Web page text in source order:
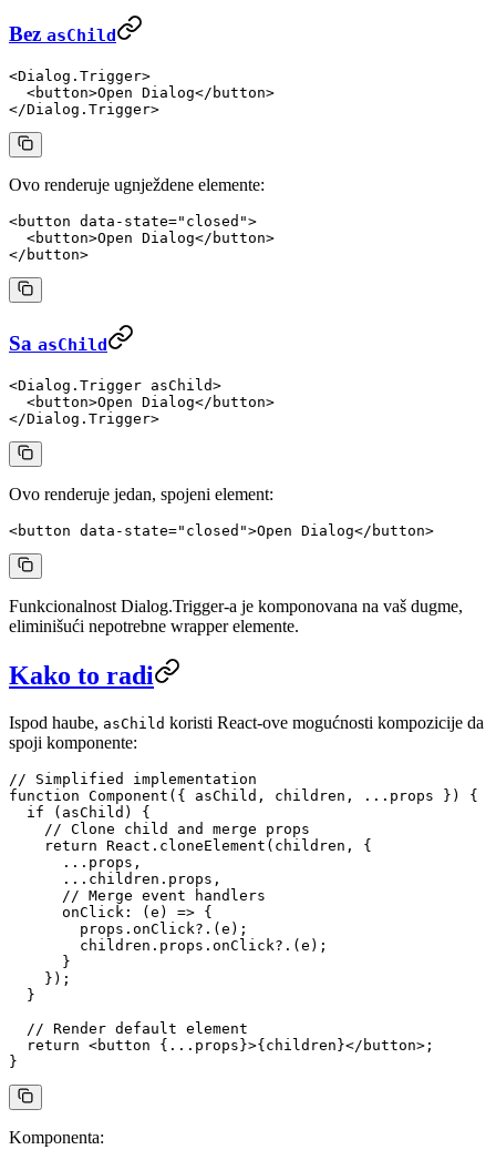
Bez asChild
<Dialog.Trigger>
  <
button>Open Dialog</ button>
</Dialog.Trigger>
Ovo renderuje ugnježdene elemente:
<button data-state="closed">
  <
button>Open Dialog</ button>
</ button>
Sa asChild
<Dialog.Trigger asChild>
  <
button>Open Dialog</ button>
</Dialog.Trigger>
Ovo renderuje jedan, spojeni element:
<button data-state="closed">Open Dialog</ button>
Funkcionalnost Dialog.Trigger-a je komponovana na vaš dugme,
eliminišući nepotrebne wrapper elemente.
Kako to radi
Ispod haube, asChild koristi React-ove mogućnosti kompozicije da
spoji komponente:
// Simplified implementation
function Component ({ asChild , children , ... props }) {
  if
(asChild) {
    // Clone child and merge props
    return
React. cloneElement (children, {
      ...
props,
      ...
children.props,
      // Merge event handlers
      onClick
: ( e ) => {
        props.
onClick?.(e);
        children.props.
onClick?.(e);
      }
    });
  }
  // Render default element
  return
<button { ... props}>{children}</ button>;
}
Komponenta: